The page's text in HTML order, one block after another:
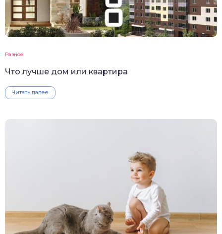
Разное
Что лучше дом или квартира
Читать далее